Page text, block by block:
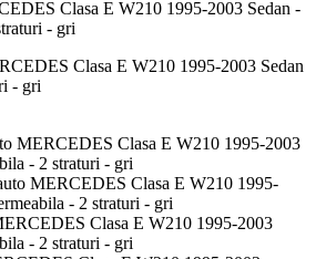
Clasa E W210 1995-2003 Sedan -
- gri